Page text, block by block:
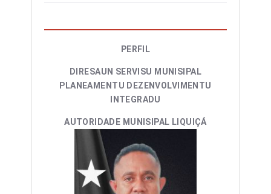
PERFIL
DIRESAUN SERVISU MUNISIPAL
PLANEAMENTU DEZENVOLVIMENTU
INTEGRADU
AUTORIDADE MUNISIPAL LIQUIÇÁ